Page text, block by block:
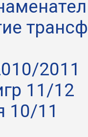
2011
11/12
10/11